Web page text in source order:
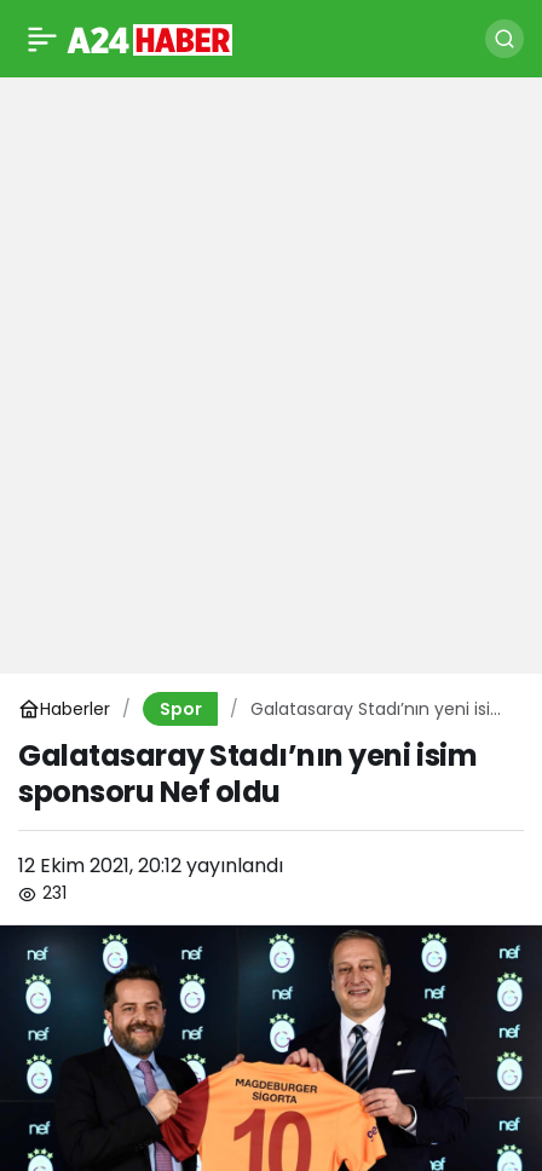
Haberler Spor
Galatasaray Stadı’nın yeni isim
Galatasaray Stadı’nın yeni isim
sponsoru Nef oldu
12 Ekim 2021, 20:12yayınlandı
231